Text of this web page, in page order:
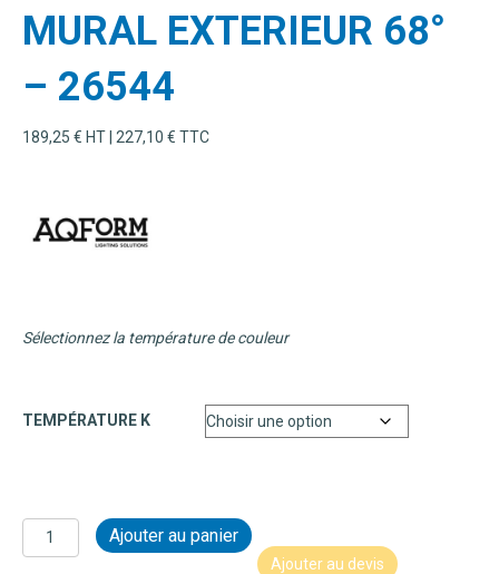
MURAL EXTERIEUR 68°
– 26544
189,25 € HT | 227,10 € TTC
Sélectionnez la température de couleur
TEMPÉRATURE K
quantité
de
Ajouter au panier
Ajouter au devis